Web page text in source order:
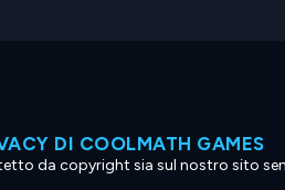
DI COOLMATH GAMES
da copyright sia sul nostro sito